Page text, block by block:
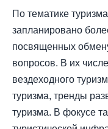
По тематике
запланировано
посвященных
вопросов. В их
вездеходного
туризма, тренды
туризма. В фокусе